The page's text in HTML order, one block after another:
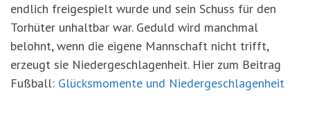
endlich freigespielt wurde und sein Schuss für den
Torhüter unhaltbar war. Geduld wird manchmal
belohnt, wenn die eigene Mannschaft nicht trifft,
erzeugt sie Niedergeschlagenheit. Hier zum Beitrag
Fußball: Glücksmomente und Niedergeschlagenheit